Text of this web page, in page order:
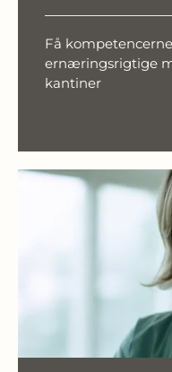
Få
ernæringsrigtige
kantiner